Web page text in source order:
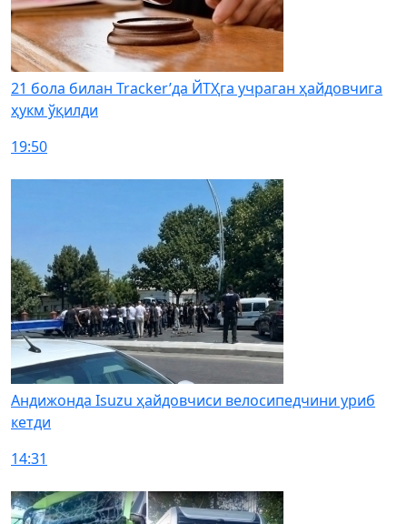
21 бола билан Tracker’да ЙТҲга учраган ҳайдовчига
ҳукм ўқилди
19:50
Андижонда Isuzu ҳайдовчиси велосипедчини уриб
кетди
14:31